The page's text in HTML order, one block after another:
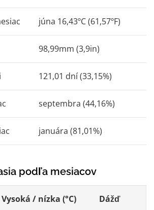
júna 16,43ºC (61,57ºF)
98,99mm (3,9in)
121,01 dní (33,15%)
septembra (44,16%)
januára (81,01%)
podľa mesiacov
Vysoká / nízka (°C) Dážď